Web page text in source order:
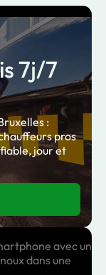
7j/7
:
pros
jour et